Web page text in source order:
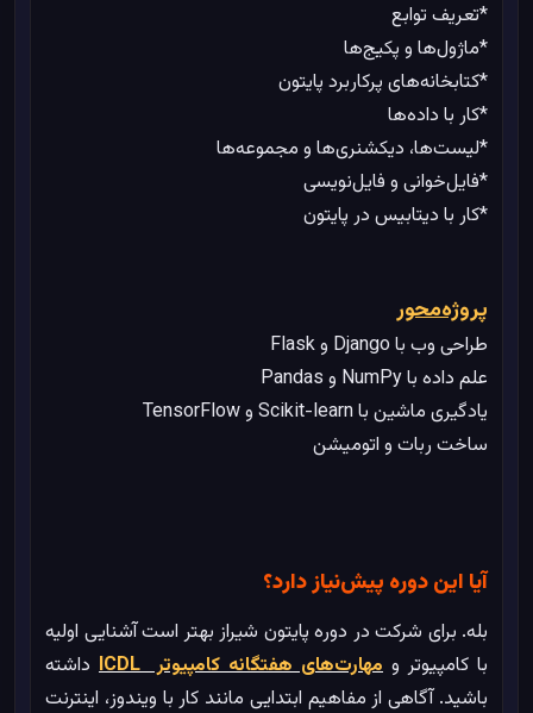
%
*تعریف توابع
*ماژول‌ها و پکیج‌ها
*کتابخانه‌های پرکاربرد پایتون
*کار با داده‌ها
*لیست‌ها، دیکشنری‌ها و مجموعه‌ها
*فایل‌خوانی و فایل‌نویسی
*کار با دیتابیس در پایتون
پروژه‌محور
طراحی وب با Django و Flask
علم داده با NumPy و Pandas
یادگیری ماشین با Scikit-learn و TensorFlow
ساخت ربات و اتومیشن
آیا این دوره پیش‌نیاز دارد؟
بله. برای شرکت در دوره پایتون شیراز بهتر است آشنایی اولیه
با کامپیوتر و مهارت‌های هفتگانه کامپیوتر ICDL
داشته
باشید. آگاهی از مفاهیم ابتدایی مانند کار با ویندوز، اینترنت